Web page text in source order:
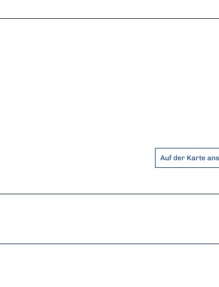
Auf der Karte